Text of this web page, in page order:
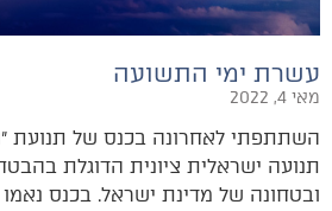
עשרת ימי התשועה
מאי 4, 2022
השתתפתי לאחרונה בכנס של תנועת
תנועה ישראלית ציונית הדוגלת
ובטחונה של מדינת ישראל. בכנס